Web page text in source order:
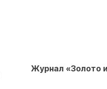
Журнал «Золото